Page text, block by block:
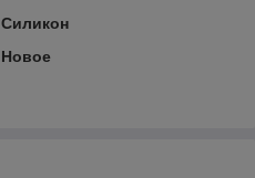
Силикон
Новое